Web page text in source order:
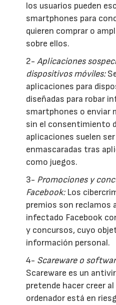
los usuarios pueden
smartphones para
quieren comprar o
sobre ellos.
2-Aplicaciones
dispositivos móviles:
aplicaciones para
diseñadas para robar
smartphones o enviar
sin el consentimiento
aplicaciones suelen
enmascaradas tras
como juegos.
3- Promociones y
Facebook: Los
premios son reclamos
infectado Facebook
y concursos, cuyo
información personal.
4- Scareware o
Scareware es un
pretende hacer creer al
ordenador está en